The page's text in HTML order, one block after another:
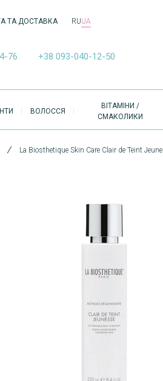
ТА ДОСТАВКА RUUA
76 +38 093-040-12-50
ВОЛОССЯ
ВІТАМІНИ /
СМАКОЛИКИ
La Biosthetique Skin Care Clair de Teint